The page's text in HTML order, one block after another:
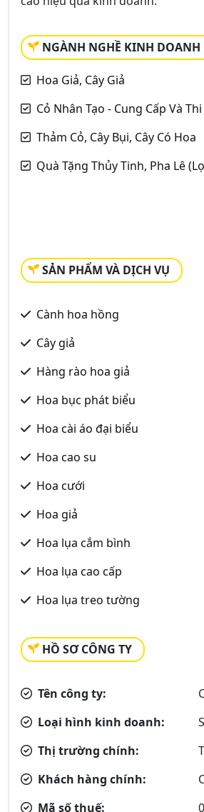
NGÀNH NGHỀ KINH DOANH
Hoa Giả, Cây Giả
Cỏ Nhân Tạo - Cung Cấp Và
Thảm Cỏ, Cây Bụi, Cây Có Hoa
Quà Tặng Thủy Tinh, Pha Lê
SẢN PHẨM VÀ DỊCH VỤ
Cành hoa hồng
Cây giả
Hàng rào hoa giả
Hoa bục phát biểu
Hoa cài áo đại biểu
Hoa cao su
Hoa cưới
Hoa giả
Hoa lụa cắm bình
Hoa lụa cao cấp
Hoa lụa treo tường
HỒ SƠ CÔNG TY
Tên công ty:
Loại hình kinh doanh:
Thị trường chính:
Khách hàng chính:
Mã số thuế: